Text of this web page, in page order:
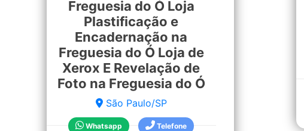
Freguesia do Ó Loja
Plastificação e
Encadernação na
Freguesia do Ó Loja de
Xerox E Revelação de
Foto na Freguesia do Ó
São Paulo/SP
Whatsapp Telefone